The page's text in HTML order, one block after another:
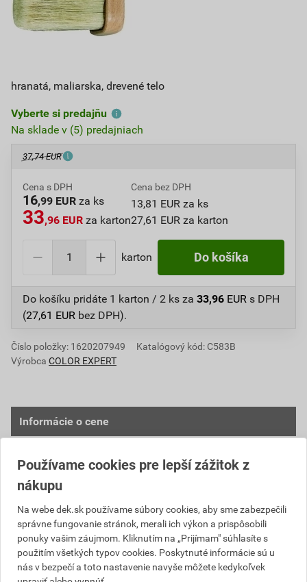
hranatá, maliarska, drevené telo
Vyberte si predajňu
Na sklade v (5) predajniach
37,74 EUR
Cena s DPH
16,99 EUR za ks
33,96 EUR za karton
Cena bez DPH
13,81 EUR za ks
27,61 EUR za karton
karton Do košíka
Do košíku pridáte 1 karton / 2 ks za 33,96 EUR s DPH
(27,61 EUR bez DPH).
Číslo položky: 1620207949
Katalógový kód: C583B
Výrobca COLOR EXPERT
Informácie o cene
ceny
27,61 EUR
bez DPH za karton s DPH za karton
Najnižšia predajná cena v období 30 dní pred
poskytnutím zľavy
Používame cookies pre lepší zážitok z
nákupu
Na webe dek.sk používame súbory cookies, aby sme zabezpečili
správne fungovanie stránok, merali ich výkon a prispôsobili
ponuky vašim záujmom. Kliknutím na „Prijímam" súhlasíte s
použitím všetkých typov cookies. Poskytnuté informácie sú u
nás v bezpečí a toto nastavenie navyše môžete kedykoľvek